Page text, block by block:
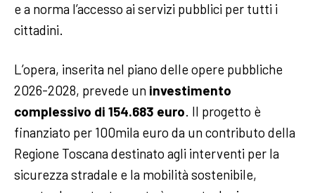
e a norma l’accesso ai servizi pubblici per tutti i
cittadini.
L’opera, inserita nel piano delle opere pubbliche
2026-2028, prevede un investimento
complessivo di 154.683 euro. Il progetto è
finanziato per 100mila euro da un contributo della
Regione Toscana destinato agli interventi per la
sicurezza stradale e la mobilità sostenibile,